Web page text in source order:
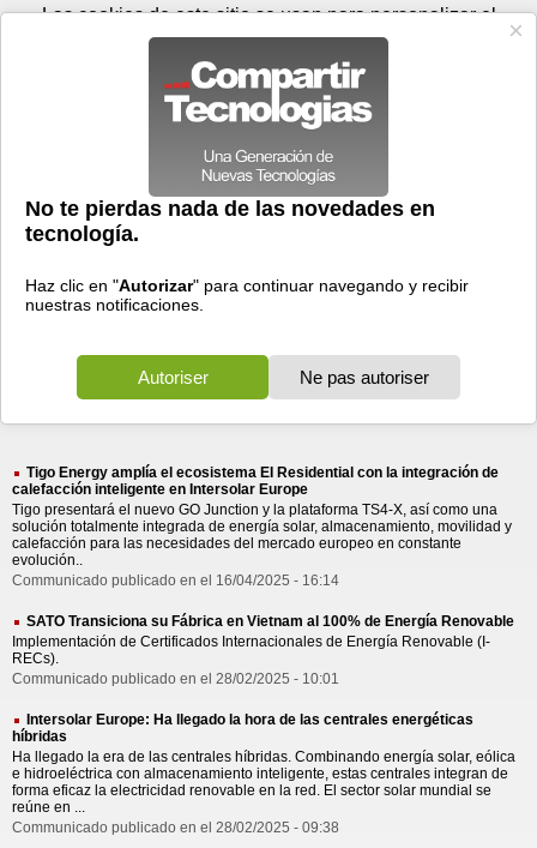
Prensa Videos
> parque
parque
233 resultados Ordenar por fecha-Ordenar por pertinencia
Tigo Energy amplía el ecosistema EI Residential con la integración de
calefacción inteligente en Intersolar Europe
Tigo presentará el nuevo GO Junction y la plataforma TS4-X, así como una
solución totalmente integrada de energía solar, almacenamiento, movilidad y
calefacción para las necesidades del mercado europeo en constante
evolución..
Communicado publicado en el 16/04/2025 - 16:14
SATO Transiciona su Fábrica en Vietnam al 100% de Energía Renovable
Implementación de Certificados Internacionales de Energía Renovable (I-
RECs).
Communicado publicado en el 28/02/2025 - 10:01
Intersolar Europe: Ha llegado la hora de las centrales energéticas
híbridas
Ha llegado la era de las centrales híbridas. Combinando energía solar, eólica
e hidroeléctrica con almacenamiento inteligente, estas centrales integran de
forma eficaz la electricidad renovable en la red. El sector solar mundial se
reúne en ...
Communicado publicado en el 28/02/2025 - 09:38
Lunes 10 de agosto - 16:08 Registrar Conectar
Las cookies de este sitio se usan para personalizar el
contenido y los anuncios, para ofrecer funciones de medios
sociales y para analizar el tráfico. Además, compartimos
información sobre el uso que haga del sitio web con nuestros
partners de medios sociales, de publicidad y de análisis
web.
OK